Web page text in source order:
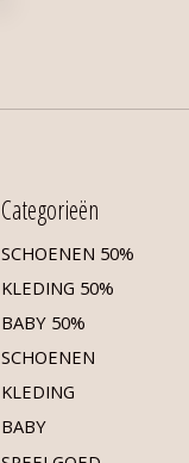
Categorieën
SCHOENEN 50%
KLEDING 50%
BABY 50%
SCHOENEN
KLEDING
BABY